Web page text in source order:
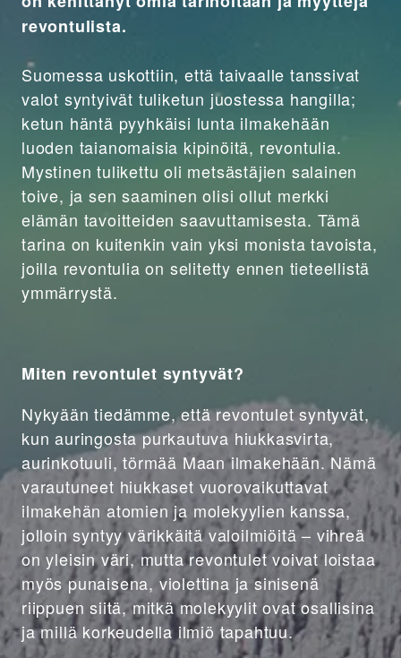
revontulista.
Suomessa uskottiin, että taivaalle tanssivat
valot syntyivät tuliketun juostessa hangilla;
ketun häntä pyyhkäisi lunta ilmakehään
luoden taianomaisia kipinöitä, revontulia.
Mystinen tulikettu oli metsästäjien salainen
toive, ja sen saaminen olisi ollut merkki
elämän tavoitteiden saavuttamisesta. Tämä
tarina on kuitenkin vain yksi monista tavoista,
joilla revontulia on selitetty ennen tieteellistä
ymmärrystä.
Miten revontulet syntyvät?
Nykyään tiedämme, että revontulet syntyvät,
kun auringosta purkautuva hiukkasvirta,
aurinkotuuli, törmää Maan ilmakehään. Nämä
varautuneet hiukkaset vuorovaikuttavat
ilmakehän atomien ja molekyylien kanssa,
jolloin syntyy värikkäitä valoilmiöitä – vihreä
on yleisin väri, mutta revontulet voivat loistaa
myös punaisena, violettina ja sinisenä
riippuen siitä, mitkä molekyylit ovat osallisina
ja millä korkeudella ilmiö tapahtuu.